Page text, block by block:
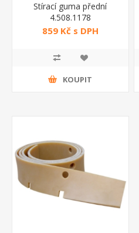
Stírací guma přední
4.508.1178
859 Kč s DPH
KOUPIT